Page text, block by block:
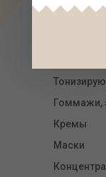
ВЫБРАТЬ
Гоммажи,
Кремы
Маски